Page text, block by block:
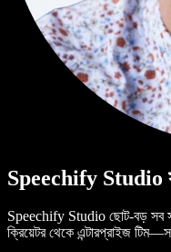
Speechify Studio
Speechify Studio ছোট-বড় সব
ক্রিয়েটর থেকে এন্টারপ্রাইজ